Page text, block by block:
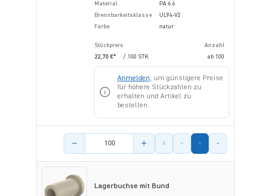
Material
PA 6.6
Brennbarkeitsklasse
UL94-V2
Farbe
natur
Stückpreis
Anzahl
22,70 €*
/ 100 STK ab 100
Anmelden, um günstigere Preise
für höhere Stückzahlen zu
erhalten und Artikel zu
bestellen.
Menge des Artikels
Lagerbuchse mit Bund